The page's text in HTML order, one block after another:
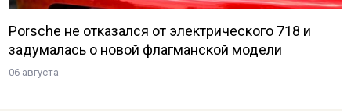
Porsche не отказался от электрического 718 и
задумалась о новой флагманской модели
06 августа